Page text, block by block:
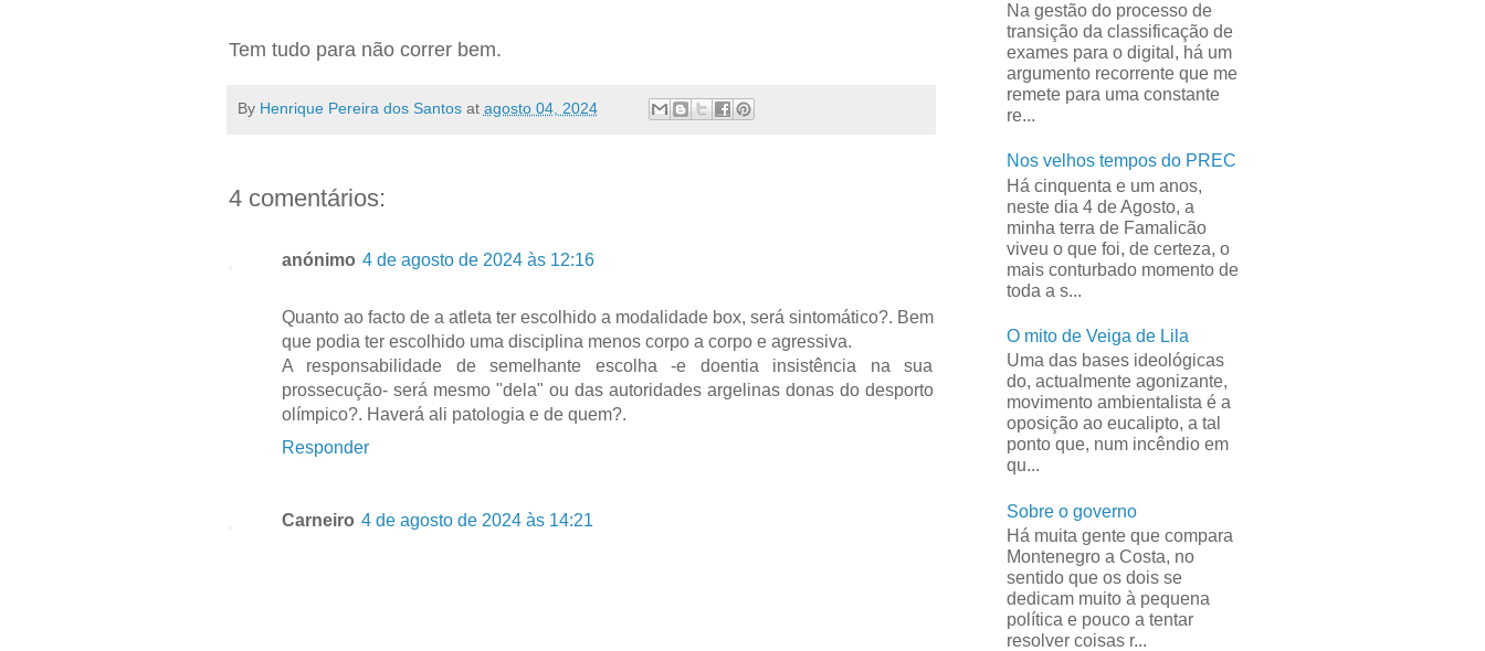
Tem tudo para não correr bem.
By Henrique Pereira dos Santos at agosto 04, 2024
4 comentários:
anónimo 4 de agosto de 2024 às 12:16
Quanto ao facto de a atleta ter escolhido a modalidade box, será sintomático?. Bem
que podia ter escolhido uma disciplina menos corpo a corpo e agressiva.
A responsabilidade de semelhante escolha -e doentia insistência na sua
prossecução- será mesmo "dela" ou das autoridades argelinas donas do desporto
olímpico?. Haverá ali patologia e de quem?.
Responder
Carneiro 4 de agosto de 2024 às 14:21
Na gestão do processo de
transição da classificação de
exames para o digital, há um
argumento recorrente que me
remete para uma constante
re...
Nos velhos tempos do PREC
Há cinquenta e um anos,
neste dia 4 de Agosto, a
minha terra de Famalicão
viveu o que foi, de certeza, o
mais conturbado momento de
toda a s...
O mito de Veiga de Lila
Uma das bases ideológicas
do, actualmente agonizante,
movimento ambientalista é a
oposição ao eucalipto, a tal
ponto que, num incêndio em
qu...
Sobre o governo
Há muita gente que compara
Montenegro a Costa, no
sentido que os dois se
dedicam muito à pequena
política e pouco a tentar
resolver coisas r...